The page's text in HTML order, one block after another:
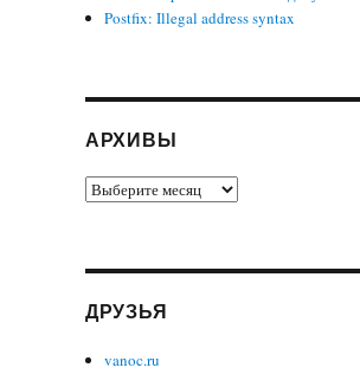
Postfix: Illegal address syntax
АРХИВЫ
Архивы
ДРУЗЬЯ
vanoc.ru